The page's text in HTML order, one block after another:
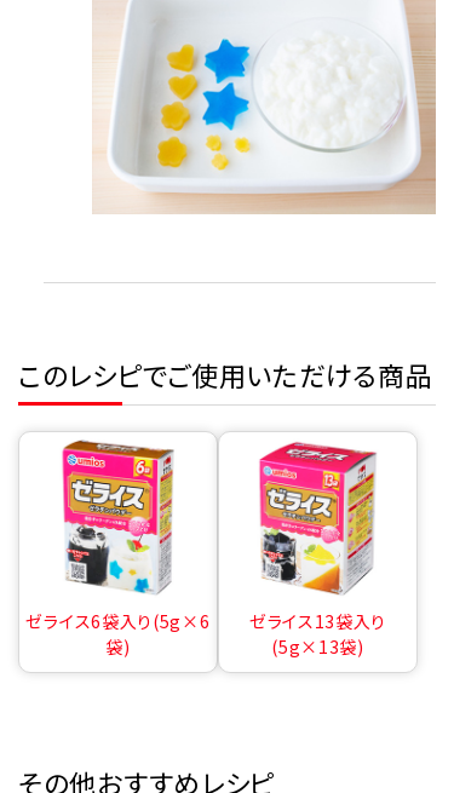
このレシピでご使用いただける商品
ゼライス6袋入り(5g×6
袋)
ゼライス13袋入り
(5g×13袋)
その他おすすめレシピ